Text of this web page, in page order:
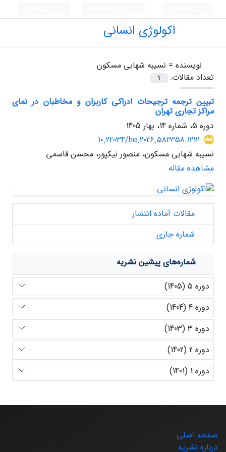
اکولوژی انسانی
نویسنده = نسیبه شهابی مسکون
تعداد مقالات:
1
تبیین ترجمه ترجیحات ادراکی کاربران و مخاطبان در نمای
مراکز تجاری تهران
دوره 5، شماره 14، بهار 1405
10.22034/he.2026.582358.1212
نسیبه شهابی مسکون، منصور نیکپور، محسن قاسمی
مشاهده مقاله
مقالات آماده انتشار
شماره جاری
شماره‌های پیشین نشریه
دوره 5 (1405)
دوره 4 (1404)
دوره 3 (1403)
دوره 2 (1402)
دوره 1 (1401)
صفحه اصلی
درباره نشریه